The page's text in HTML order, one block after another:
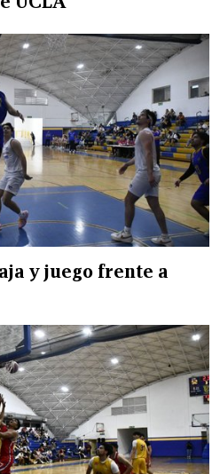
y juego frente a